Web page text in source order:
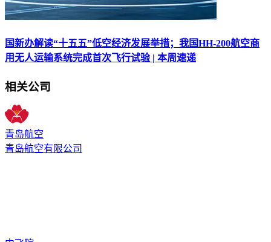
国新办解读“十五五”低空经济发展举措；我国HH-200航空商
用无人运输系统完成首次飞行试验 | 本周速递
相关公司
青岛航空
青岛航空有限公司